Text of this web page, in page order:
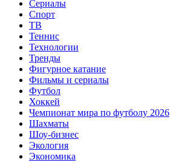
Сериалы
Спорт
ТВ
Теннис
Технологии
Тренды
Фигурное катание
Фильмы и сериалы
Футбол
Хоккей
Чемпионат мира по футболу 2026
Шахматы
Шоу-бизнес
Экология
Экономика